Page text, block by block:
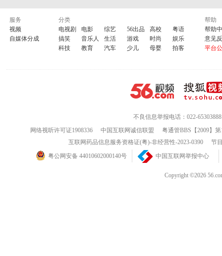
服务
视频
自媒体分成
分类
电视剧
电影 综艺 56出品 高校
粤语
搞笑
音乐人 生活 游戏 时尚
娱乐
科技
教育 汽车 少儿 母婴 拍客
帮助
帮助
意见
平台
不良信息举报电话：022-65303888
网络视听许可证1908336
中国互联网诚信联盟
粤通管BBS【2009】
互联网药品信息服务资格证(粤)-非经营性-2023-0390
节
粤公网安备 44010602000140号
中国互联网举报中心
Copyright ©2026